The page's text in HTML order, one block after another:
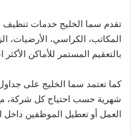
تقدم سما الخليج خدمات
المكاتب، الكراسي، الأرضيات،
بالتعقيم المستمر للأماكن
كما تعتمد سما الخليج على
شهرية حسب احتياج كل شركة، مع
العمل أو تعطيل الموظفين داخل